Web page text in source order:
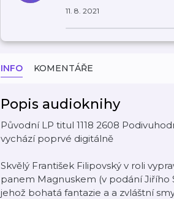
11. 8. 2021
INFO KOMENTÁŘE
Popis audioknihy
Původní LP titul 1118 2608
vychází poprvé digitálně
Skvělý František Filipovský v roli
panem Magnuskem (v podání Jiřího
jehož bohatá fantazie a a zvláštní